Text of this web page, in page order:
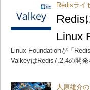
Redisライ
Linux
Linux Foundationが「
ValkeyはRedis7.2.4の開
大原雄介